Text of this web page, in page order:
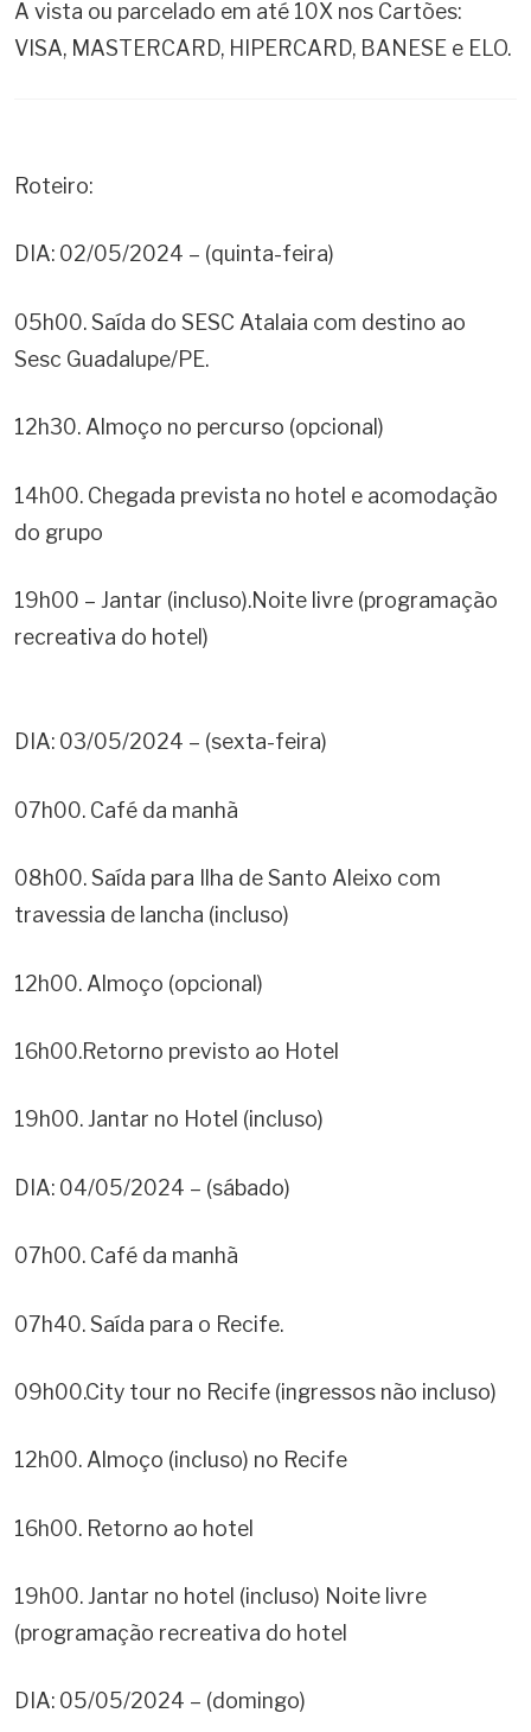
A vista ou parcelado em até 10X nos Cartões:
VISA, MASTERCARD, HIPERCARD, BANESE e ELO.
Roteiro:
DIA: 02/05/2024 – (quinta-feira)
05h00. Saída do SESC Atalaia com destino ao
Sesc Guadalupe/PE.
12h30. Almoço no percurso (opcional)
14h00. Chegada prevista no hotel e acomodação
do grupo
19h00 – Jantar (incluso).Noite livre (programação
recreativa do hotel)
DIA: 03/05/2024 – (sexta-feira)
07h00. Café da manhã
08h00. Saída para Ilha de Santo Aleixo com
travessia de lancha (incluso)
12h00. Almoço (opcional)
16h00.Retorno previsto ao Hotel
19h00. Jantar no Hotel (incluso)
DIA: 04/05/2024 – (sábado)
07h00. Café da manhã
07h40. Saída para o Recife.
09h00.City tour no Recife (ingressos não incluso)
12h00. Almoço (incluso) no Recife
16h00. Retorno ao hotel
19h00. Jantar no hotel (incluso) Noite livre
(programação recreativa do hotel
DIA: 05/05/2024 – (domingo)